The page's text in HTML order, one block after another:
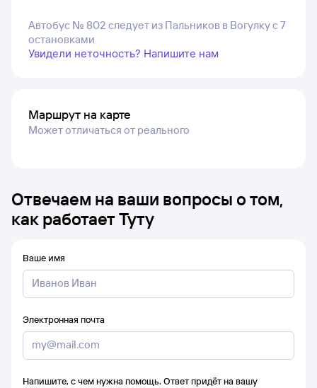
Автобус № 802 следует из Пальников в Вогулку с 7
остановками
Увидели неточность? Напишите нам
Маршрут на карте
Может отличаться от реального
Отвечаем на ваши вопросы о том,
как работает Туту
Ваше имя
Электронная почта
Напишите, с чем нужна помощь. Ответ придёт на вашу